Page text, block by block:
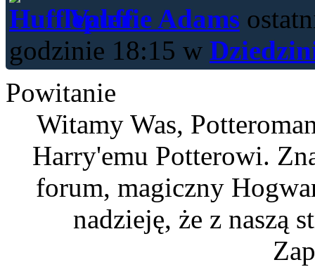
Valerie Adams
godzinie 18:15 w
Powitanie
Witamy Was,
Harry'emu Potterowi.
forum, magiczny
nadzieję, że z naszą